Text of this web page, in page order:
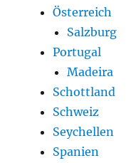
Österreich
Salzburg
Portugal
Madeira
Schottland
Schweiz
Seychellen
Spanien